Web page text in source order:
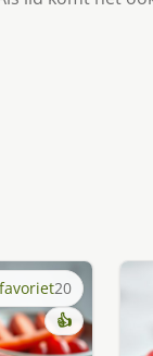
20
👍